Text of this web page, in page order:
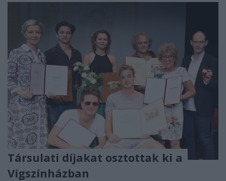
Társulati díjakat osztottak ki a
Vígszínházban